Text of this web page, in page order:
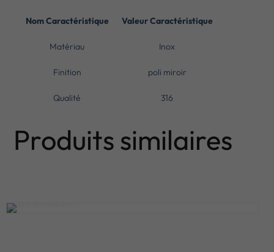
Nom Caractéristique Valeur Caractéristique
Matériau Inox
Finition poli miroir
Qualité 316
Produits similaires